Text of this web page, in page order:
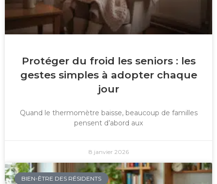
Protéger du froid les seniors : les
gestes simples à adopter chaque
jour
Quand le thermomètre baisse, beaucoup de familles
pensent d’abord aux
8 janvier 2026
BIEN-ÊTRE DES RÉSIDENTS